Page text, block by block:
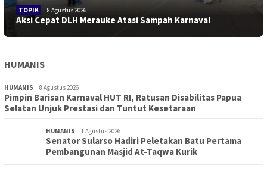
TOPIK 8 Agustus 2026
Aksi Cepat DLH Merauke Atasi Sampah Karnaval
HUMANIS
HUMANIS 8 Agustus 2026
Pimpin Barisan Karnaval HUT RI, Ratusan Disabilitas Papua
Selatan Unjuk Prestasi dan Tuntut Kesetaraan
HUMANIS 1 Agustus 2026
Senator Sularso Hadiri Peletakan Batu Pertama
Pembangunan Masjid At-Taqwa Kurik